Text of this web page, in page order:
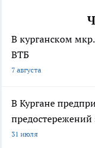
В курганском
ВТБ
7 августа
В Кургане
предостережений
31 июля